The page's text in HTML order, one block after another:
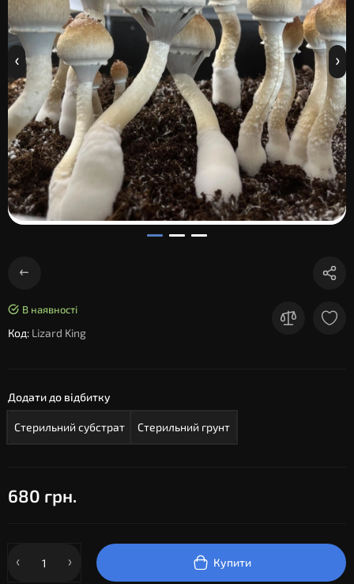
В наявності
Код: Lizard King
Додати до відбитку
Стерильний субстрат Стерильний грунт
680 грн.
Купити